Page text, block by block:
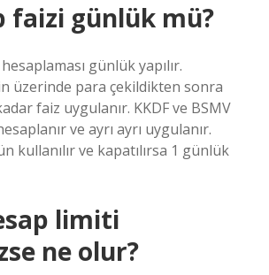
faizi günlük mü?
günlük yapılır.
üzerinde para çekildikten sonra
faiz uygulanır. KKDF ve BSMV
ve ayrı ayrı uygulanır.
kullanılır ve kapatılırsa 1 günlük
limiti
ne olur?